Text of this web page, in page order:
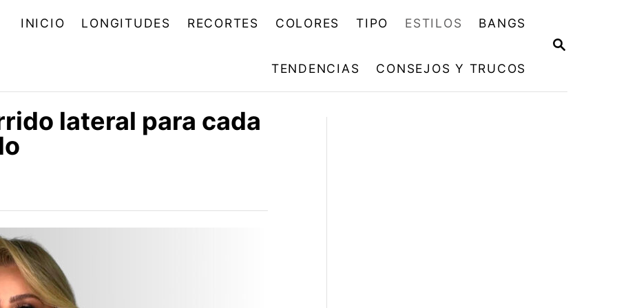
B
A
INICIO LONGITUDES RECORTES COLORES TIPO ESTILOS BANGS
TENDENCIAS CONSEJOS Y TRUCOS
lateral para cada